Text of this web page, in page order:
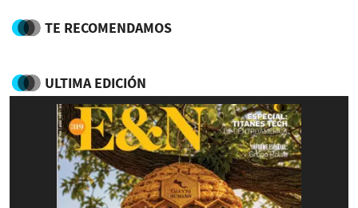
TE RECOMENDAMOS
ULTIMA EDICIÓN